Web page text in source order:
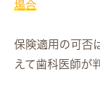
場合
保険適用の可否
えて歯科医師が